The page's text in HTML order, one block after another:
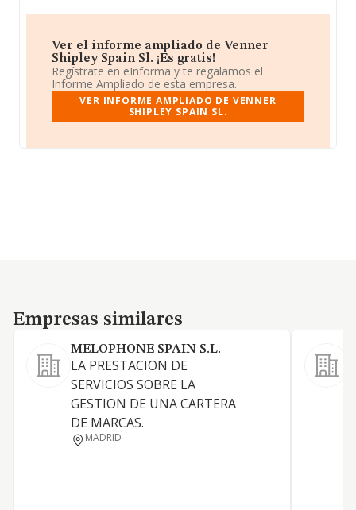
Ver el informe ampliado de Venner
Shipley Spain Sl. ¡Es gratis!
Regístrate en eInforma y te regalamos el
Informe Ampliado de esta empresa.
VER INFORME AMPLIADO DE VENNER
SHIPLEY SPAIN SL.
Empresas similares
Empresas similares
MELOPHONE SPAIN S.L.
LA PRESTACION DE
SERVICIOS SOBRE LA
GESTION DE UNA CARTERA
DE MARCAS.
MADRID